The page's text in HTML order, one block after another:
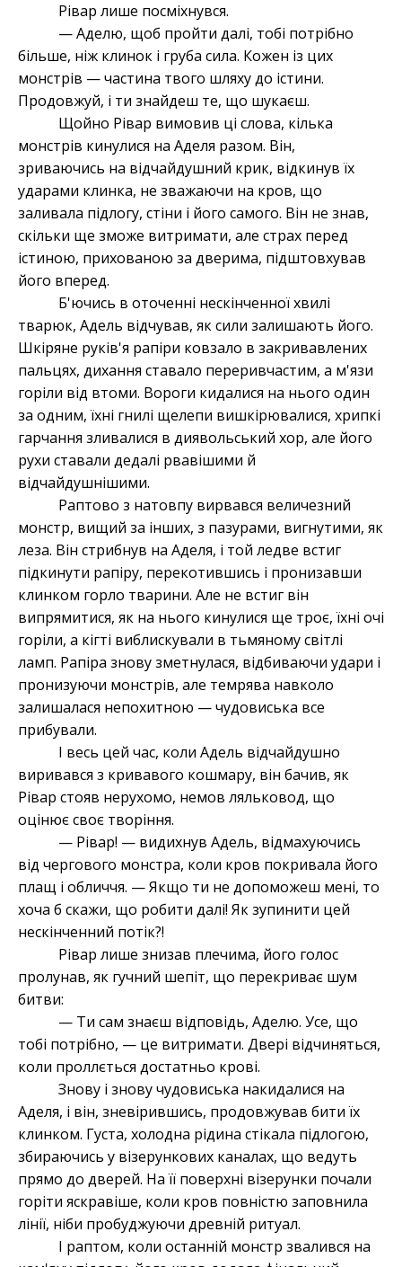
Рівар лише посміхнувся.
— Аделю, щоб пройти далі, тобі потрібно
більше, ніж клинок і груба сила. Кожен із цих
монстрів — частина твого шляху до істини.
Продовжуй, і ти знайдеш те, що шукаєш.
Щойно Рівар вимовив ці слова, кілька
монстрів кинулися на Аделя разом. Він,
зриваючись на відчайдушний крик, відкинув їх
ударами клинка, не зважаючи на кров, що
заливала підлогу, стіни і його самого. Він не знав,
скільки ще зможе витримати, але страх перед
істиною, прихованою за дверима, підштовхував
його вперед.
Б'ючись в оточенні нескінченної хвилі
тварюк, Адель відчував, як сили залишають його.
Шкіряне руків'я рапіри ковзало в закривавлених
пальцях, дихання ставало переривчастим, а м'язи
горіли від втоми. Вороги кидалися на нього один
за одним, їхні гнилі щелепи вишкірювалися, хрипкі
гарчання зливалися в диявольський хор, але його
рухи ставали дедалі рвавішими й
відчайдушнішими.
Раптово з натовпу вирвався величезний
монстр, вищий за інших, з пазурами, вигнутими, як
леза. Він стрибнув на Аделя, і той ледве встиг
підкинути рапіру, перекотившись і пронизавши
клинком горло тварини. Але не встиг він
випрямитися, як на нього кинулися ще троє, їхні очі
горіли, а кігті виблискували в тьмяному світлі
ламп. Рапіра знову зметнулася, відбиваючи удари і
пронизуючи монстрів, але темрява навколо
залишалася непохитною — чудовиська все
прибували.
І весь цей час, коли Адель відчайдушно
виривався з кривавого кошмару, він бачив, як
Рівар стояв нерухомо, немов ляльковод, що
оцінює своє творіння.
— Рівар! — видихнув Адель, відмахуючись
від чергового монстра, коли кров покривала його
плащ і обличчя. — Якщо ти не допоможеш мені, то
хоча б скажи, що робити далі! Як зупинити цей
нескінченний потік?!
Рівар лише знизав плечима, його голос
пролунав, як гучний шепіт, що перекриває шум
битви:
— Ти сам знаєш відповідь, Аделю. Усе, що
тобі потрібно, — це витримати. Двері відчиняться,
коли проллється достатньо крові.
Знову і знову чудовиська накидалися на
Аделя, і він, зневірившись, продовжував бити їх
клинком. Густа, холодна рідина стікала підлогою,
збираючись у візерункових каналах, що ведуть
прямо до дверей. На її поверхні візерунки почали
горіти яскравіше, коли кров повністю заповнила
лінії, ніби пробуджуючи древній ритуал.
І раптом, коли останній монстр звалився на